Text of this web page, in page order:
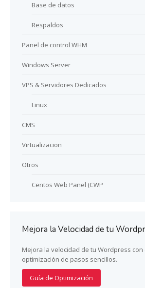
Base de datos
Respaldos
Panel de control WHM
Windows Server
VPS & Servidores Dedicados
Linux
CMS
Virtualizacion
Otros
Centos Web Panel (CWP
Mejora la Velocidad de tu
Mejora la velocidad de tu Wordpress con
optimización de pasos sencillos.
Guía de Optimización